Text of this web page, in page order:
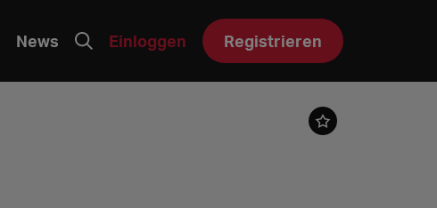
News Einloggen Registrieren